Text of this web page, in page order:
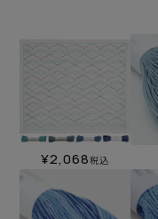
¥2,068税込